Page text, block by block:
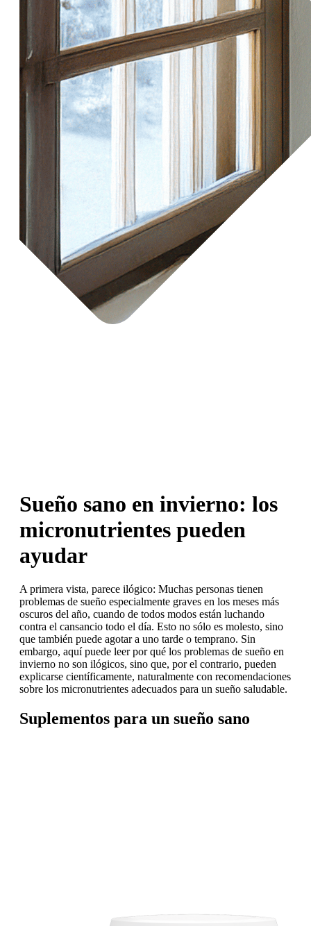
Sueño sano en invierno: los
micronutrientes pueden
ayudar
A primera vista, parece ilógico: Muchas personas tienen
problemas de sueño especialmente graves en los meses más
oscuros del año, cuando de todos modos están luchando
contra el cansancio todo el día. Esto no sólo es molesto, sino
que también puede agotar a uno tarde o temprano. Sin
embargo, aquí puede leer por qué los problemas de sueño en
invierno no son ilógicos, sino que, por el contrario, pueden
explicarse científicamente, naturalmente con recomendaciones
sobre los micronutrientes adecuados para un sueño saludable.
Suplementos para un sueño sano